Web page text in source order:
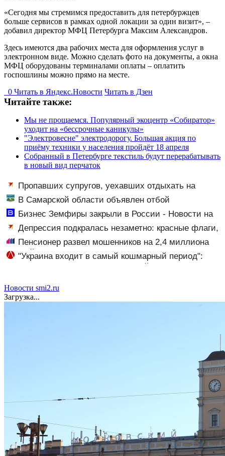
«Сегодня мы стремимся предоставить для петербуржцев
больше сервисов в рамках одной локации за один визит», –
добавил директор МФЦ Петербурга Максим Александров.
Здесь имеются два рабочих места для оформления услуг в
электронном виде. Можно сделать фото на документы, а окна
МФЦ оборудованы терминалами оплаты – оплатить
госпошлины можно прямо на месте.
0 Читать в Яндекс.Новости Читать в Дзен
Читайте также:
Мы не прощаемся. Популярный экоцентр «Собиратор»
уходит на «бессрочные каникулы»
"Электровесне" электродорогу. Большая акция по
приёму техники у населения пройдёт 18 апреля
Собранный в Петербурге текстиль будут перерабатывать
в новый вид перчаток
Пропавших супругов, уехавших отдыхать на
природу, нашли мертвыми на заднем сиденье
автомобиля
В Самарской области объявлен отбой
возможности атаки с воздуха
Бизнес Земфиры закрыли в России - Новости на
Вести.ru
Депрессия подкралась незаметно: красные флаги,
помощь себе и что происходит с мозгом
Пенсионер развел мошенников на 2,4 миллиона
рублей
"Украина входит в самый кошмарный период":
Врагу будет не до терактов! Первый из трёх
интерактивная карта боевых дей
Новости smi2.ru
Загрузка...